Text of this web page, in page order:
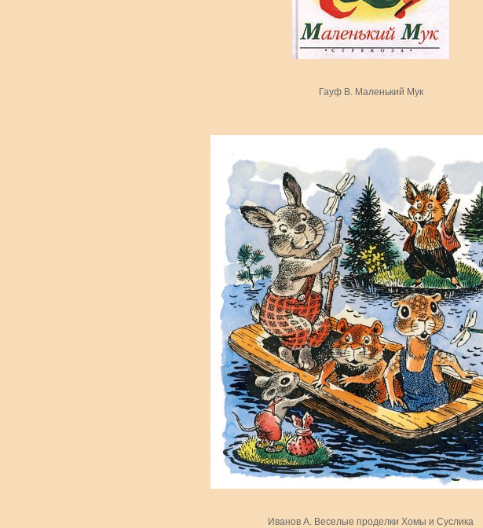
Гауф В. Маленький Мук
Иванов А. Веселые проделки Хомы и Суслика